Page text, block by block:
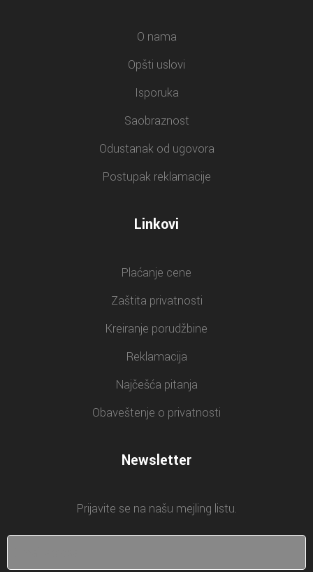
O nama
Opšti uslovi
Isporuka
Saobraznost
Odustanak od ugovora
Postupak reklamacije
Linkovi
Plaćanje cene
Zaštita privatnosti
Kreiranje porudžbine
Reklamacija
Najčešća pitanja
Obaveštenje o privatnosti
Newsletter
Prijavite se na našu mejling listu.